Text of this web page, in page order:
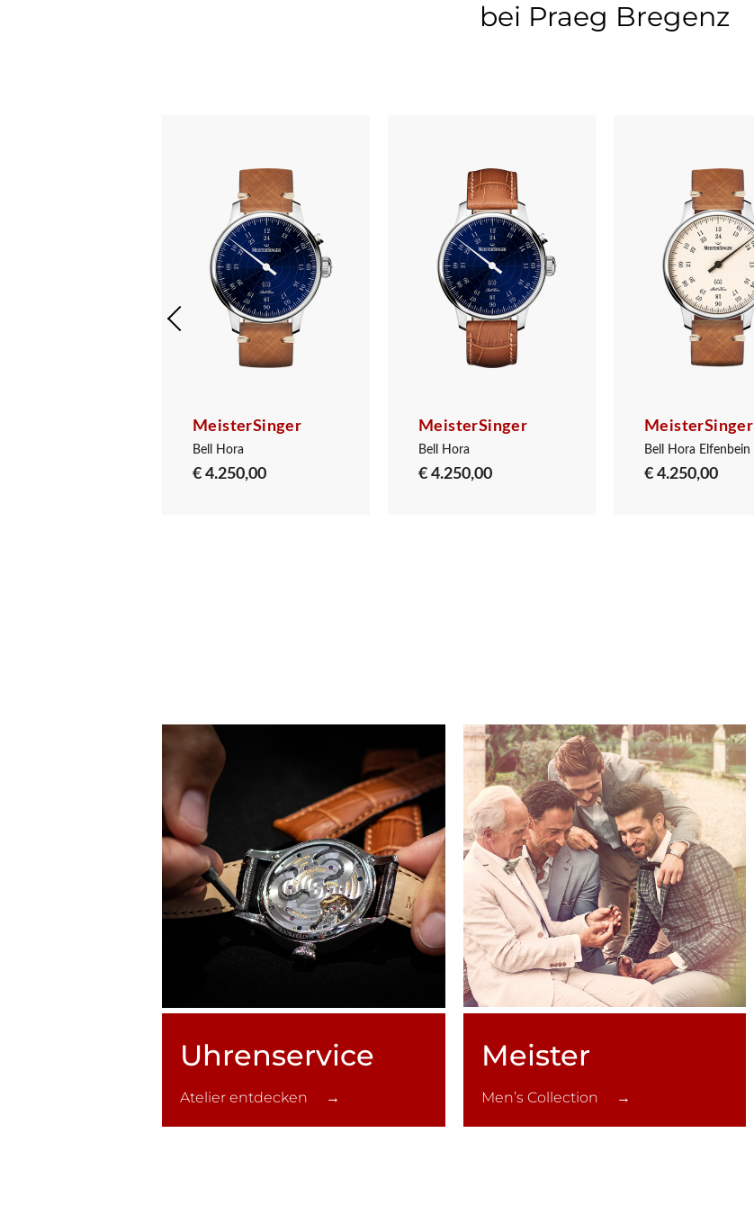
bei Praeg Bregenz
MeisterSinger
Bell Hora
€ 4.250,00
MeisterSinger
Bell Hora
€ 4.250,00
MeisterSinger
€ 4.250,00
Uhren­service
Atelier entdecken →
Meister
Men’s Collection →